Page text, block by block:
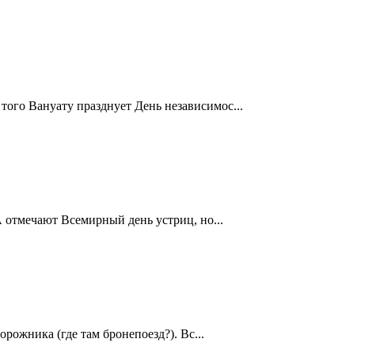
Вануату празднует День независимос...
Всемирный день устриц, но...
(где там бронепоезд?). Вс...